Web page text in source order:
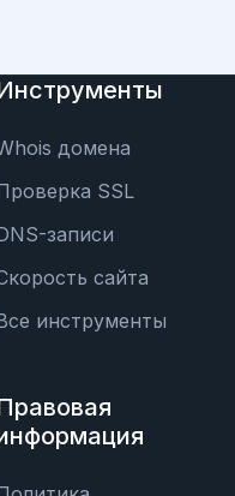
домена
SSL
записи
сайта
инструменты